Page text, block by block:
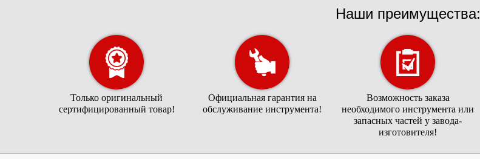
Наши преимущества:
Только оригинальный
сертифицированный товар!
Официальная гарантия на
обслуживание инструмента!
Возможность заказа
необходимого инструмента или
запасных частей у завода-
изготовителя!